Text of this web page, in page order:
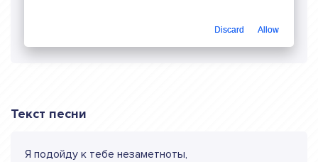
Текст песни
Я подойду к тебе незаметноты,
Discard Allow